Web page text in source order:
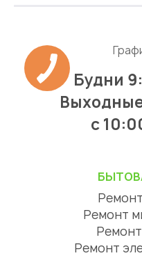
Будни
с
Ремонт
Ремонт